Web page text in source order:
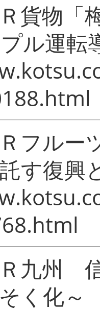
貨物「
ル運転
フルー
す復興
九州 信
く化～